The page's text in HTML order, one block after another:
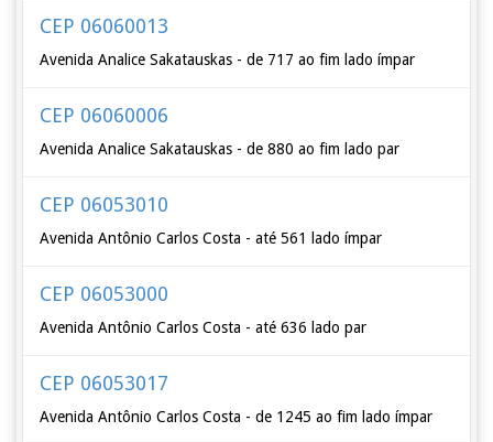
CEP 06060013
Avenida Analice Sakatauskas - de 717 ao fim lado ímpar
CEP 06060006
Avenida Analice Sakatauskas - de 880 ao fim lado par
CEP 06053010
Avenida Antônio Carlos Costa - até 561 lado ímpar
CEP 06053000
Avenida Antônio Carlos Costa - até 636 lado par
CEP 06053017
Avenida Antônio Carlos Costa - de 1245 ao fim lado ímpar